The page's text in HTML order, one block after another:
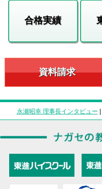
合格実績
資料請求
永瀬昭幸 理事長インタビュー |